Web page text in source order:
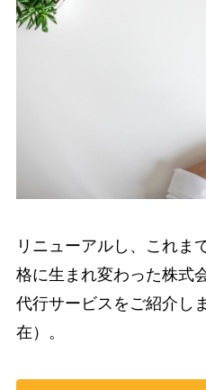
リニューアルし、これま
格に生まれ変わった株式
代行サービスをご紹介し
在）。